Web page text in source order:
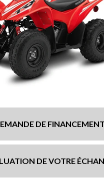
DE FINANCEMENT
DE VOTRE